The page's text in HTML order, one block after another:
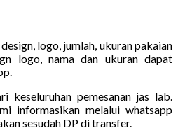
logo, jumlah, ukuran pakaian
logo, nama dan ukuran dapat
keseluruhan pemesanan jas lab.
informasikan melalui whatsapp
sesudah DP di transfer.